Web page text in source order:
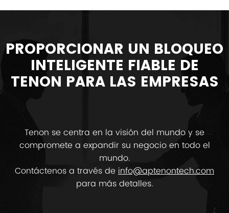
PROPORCIONAR UN BLOQUEO
INTELIGENTE FIABLE DE
TENON PARA LAS EMPRESAS
Tenon se centra en la visión del mundo y se
compromete a expandir su negocio en todo el
mundo.
Contáctenos a través de info@aptenontech.com
para más detalles.